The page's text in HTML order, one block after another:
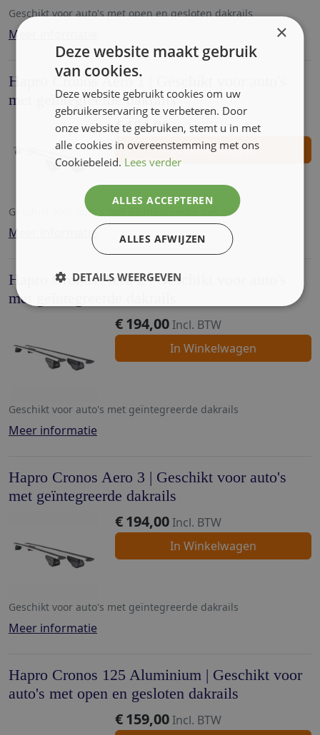
Geschikt voor auto's met open en gesloten dakrails
Meer informatie
Hapro Cronos Aero 1 | Geschikt voor auto's
met geïntegreerde dakrails
€194,00Incl. BTW
In Winkelwagen
Geschikt voor auto's met geïntegreerde dakrails
Meer informatie
Hapro Cronos Aero 2 | Geschikt voor auto's
met geïntegreerde dakrails
€194,00Incl. BTW
In Winkelwagen
Geschikt voor auto's met geïntegreerde dakrails
Meer informatie
Hapro Cronos Aero 3 | Geschikt voor auto's
met geïntegreerde dakrails
€194,00Incl. BTW
In Winkelwagen
Geschikt voor auto's met geïntegreerde dakrails
Meer informatie
Hapro Cronos 125 Aluminium | Geschikt voor
auto's met open en gesloten dakrails
€159,00Incl. BTW
×
Deze website maakt gebruik
van cookies.
Deze website gebruikt cookies om uw
gebruikerservaring te verbeteren. Door
onze website te gebruiken, stemt u in met
alle cookies in overeenstemming met ons
Cookiebeleid. Lees verder
ALLES ACCEPTEREN
ALLES AFWIJZEN
DETAILS WEERGEVEN